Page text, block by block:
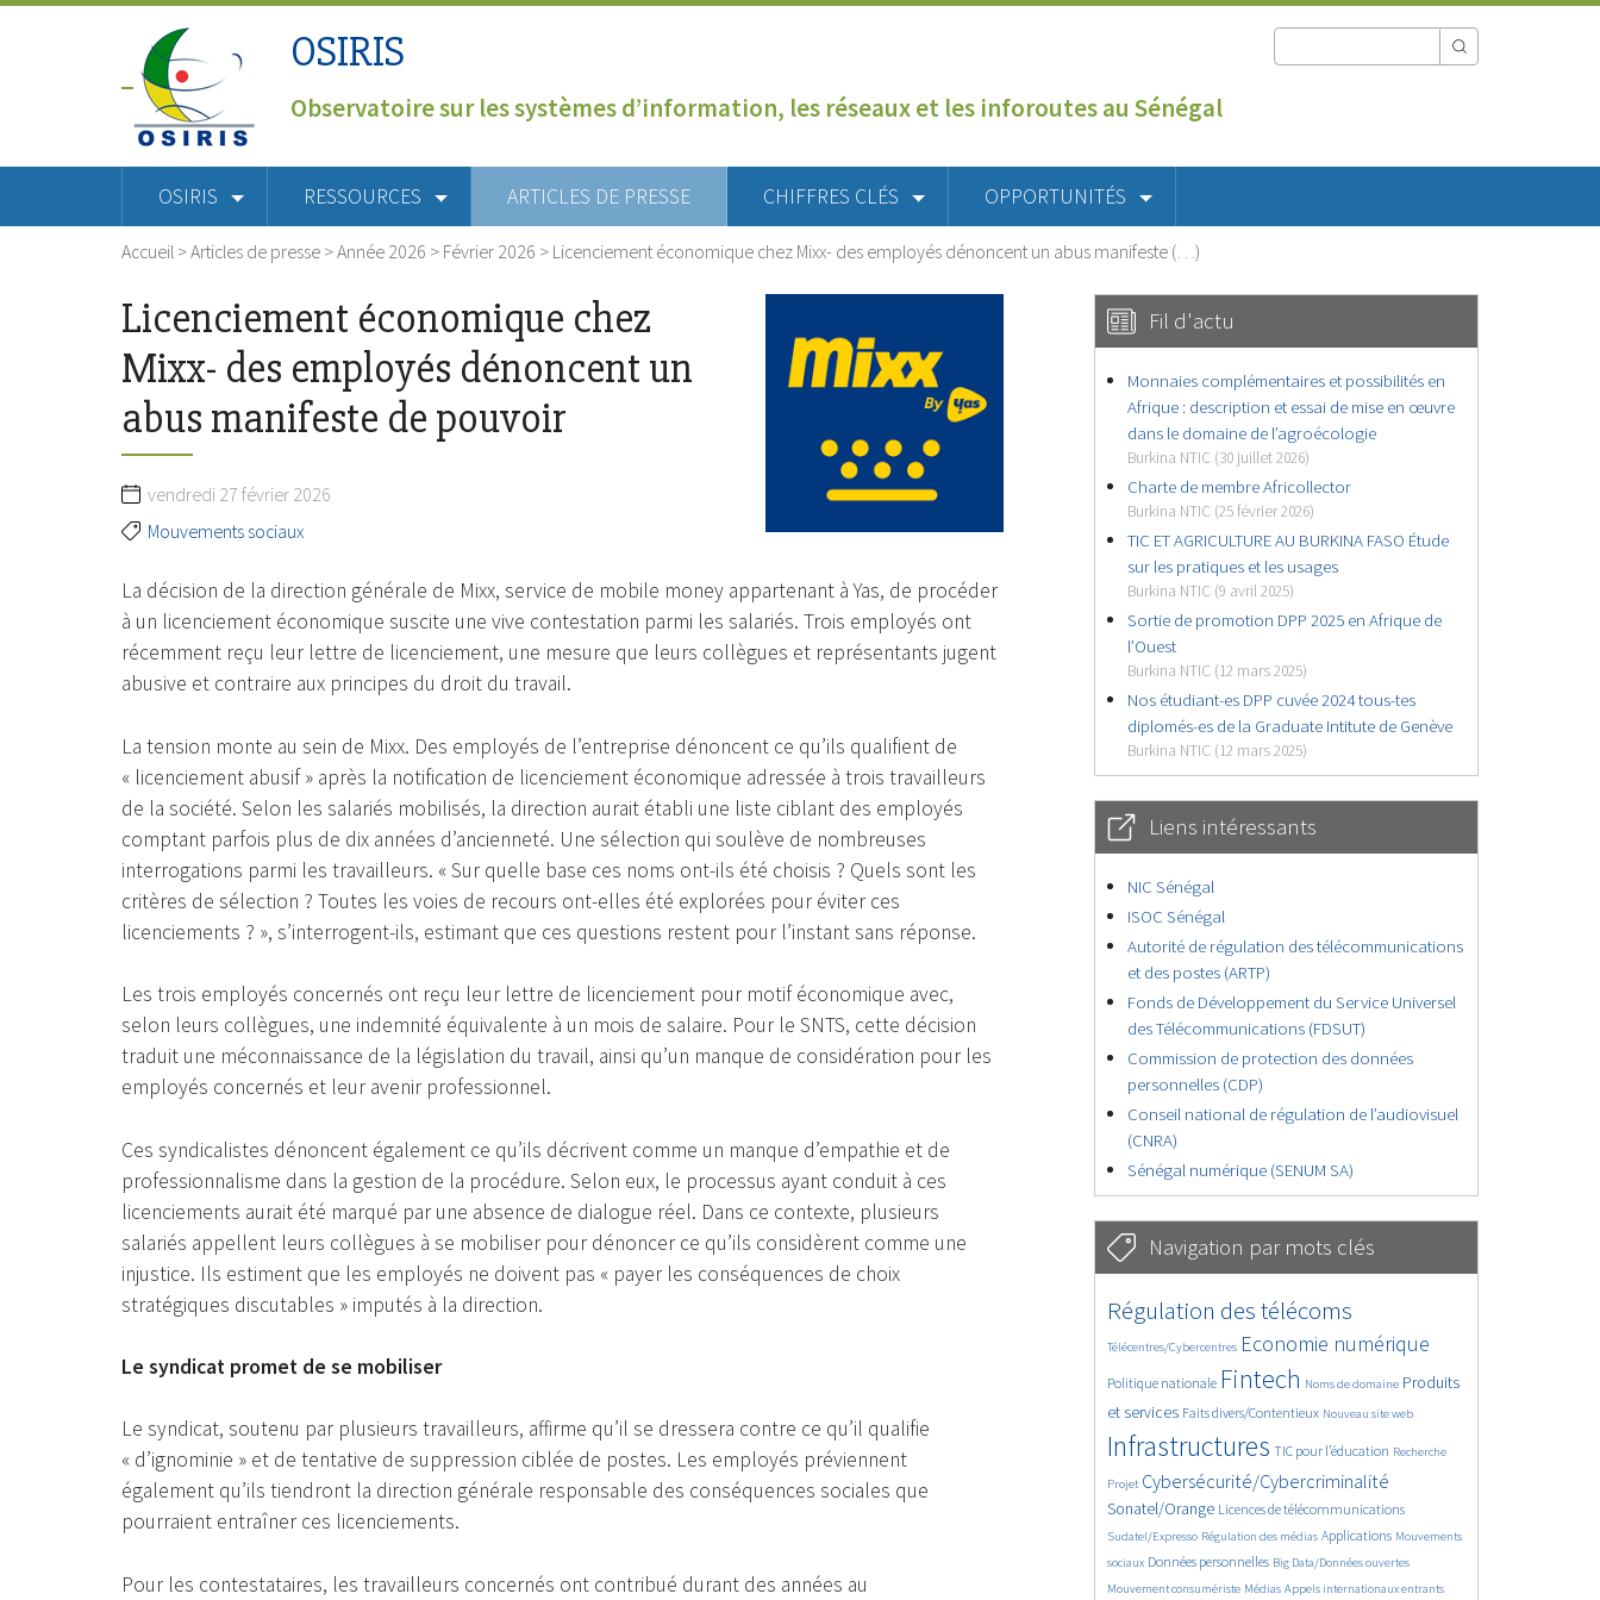
OSIRIS
Observatoire sur les systèmes d’information, les réseaux et les inforoutes au Sénégal
OSIRIS RESSOURCES ARTICLES DE PRESSE CHIFFRES CLÉS OPPORTUNITÉS
Accueil >Articles de presse >Année 2026 > Février 2026 > Licenciement économique chez Mixx- des employés dénoncent un abus manifeste (…)
Licenciement économique chez
Mixx- des employés dénoncent un
abus manifeste de pouvoir
vendredi 27 février 2026
Mouvements sociaux
La décision de la direction générale de Mixx, service de mobile money appartenant à Yas, de procéder
à un licenciement économique suscite une vive contestation parmi les salariés. Trois employés ont
récemment reçu leur lettre de licenciement, une mesure que leurs collègues et représentants jugent
abusive et contraire aux principes du droit du travail.
La tension monte au sein de Mixx. Des employés de l’entreprise dénoncent ce qu’ils qualifient de
« licenciement abusif » après la notification de licenciement économique adressée à trois travailleurs
de la société. Selon les salariés mobilisés, la direction aurait établi une liste ciblant des employés
comptant parfois plus de dix années d’ancienneté. Une sélection qui soulève de nombreuses
interrogations parmi les travailleurs. « Sur quelle base ces noms ont-ils été choisis ? Quels sont les
critères de sélection ? Toutes les voies de recours ont-elles été explorées pour éviter ces
licenciements ? », s’interrogent-ils, estimant que ces questions restent pour l’instant sans réponse.
Les trois employés concernés ont reçu leur lettre de licenciement pour motif économique avec,
selon leurs collègues, une indemnité équivalente à un mois de salaire. Pour le SNTS, cette décision
traduit une méconnaissance de la législation du travail, ainsi qu’un manque de considération pour les
employés concernés et leur avenir professionnel.
Ces syndicalistes dénoncent également ce qu’ils décrivent comme un manque d’empathie et de
professionnalisme dans la gestion de la procédure. Selon eux, le processus ayant conduit à ces
licenciements aurait été marqué par une absence de dialogue réel. Dans ce contexte, plusieurs
salariés appellent leurs collègues à se mobiliser pour dénoncer ce qu’ils considèrent comme une
injustice. Ils estiment que les employés ne doivent pas « payer les conséquences de choix
stratégiques discutables » imputés à la direction.
Le syndicat promet de se mobiliser
Le syndicat, soutenu par plusieurs travailleurs, affirme qu’il se dressera contre ce qu’il qualifie
« d’ignominie » et de tentative de suppression ciblée de postes. Les employés préviennent
également qu’ils tiendront la direction générale responsable des conséquences sociales que
pourraient entraîner ces licenciements.
Pour les contestataires, les travailleurs concernés ont contribué durant des années au
Fil d'actu
Monnaies complémentaires et possibilités en
Afrique : description et essai de mise en œuvre
dans le domaine de l’agroécologie
Burkina NTIC (30 juillet 2026)
Charte de membre Africollector
Burkina NTIC (25 février 2026)
TIC ET AGRICULTURE AU BURKINA FASO Étude
sur les pratiques et les usages
Burkina NTIC (9 avril 2025)
Sortie de promotion DPP 2025 en Afrique de
l’Ouest
Burkina NTIC (12 mars 2025)
Nos étudiant-es DPP cuvée 2024 tous-tes
diplomés-es de la Graduate Intitute de Genève
Burkina NTIC (12 mars 2025)
Liens intéressants
NIC Sénégal
ISOC Sénégal
Autorité de régulation des télécommunications
et des postes (ARTP)
Fonds de Développement du Service Universel
des Télécommunications (FDSUT)
Commission de protection des données
personnelles (CDP)
Conseil national de régulation de l’audiovisuel
(CNRA)
Sénégal numérique (SENUM SA)
Navigation par mots clés
4933/5946
Régulation des télécoms
357/5946
Télécentres/Cybercentres
3917/5946 Economie numérique
1936/5946
Politique nationale
5486/5946 Fintech
700/5946
Noms de domaine
2550/5946
Produits
et services
1632/5946 Faits divers/Contentieux
880/5946 Nouveau site web
5946/5946
Infrastructures
1936/5946
TIC pour l’éducation
199/5946
Recherche
264/5946
Projet
3671/5946Cybersécurité/Cybercriminalité
2360/5946
Sonatel/Orange
1683/5946 Licences de télécommunications
300/5946
Sudatel/Expresso
1050/5946 Régulation des médias
1615/5946 Applications
1126/5946
Mouvements
sociaux
1731/5946Données personnelles
143/5946 Big Data/Données ouvertes
629/5946
Mouvement consumériste
391/5946 Médias
682/5946 Appels internationaux entrants
1810/5946